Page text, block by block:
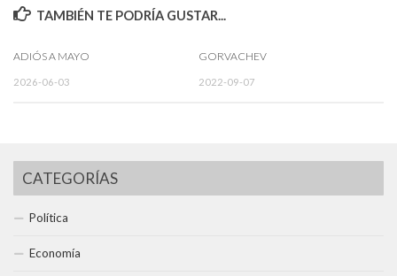
TAMBIÉN TE PODRÍA GUSTAR...
ADIÓS A MAYO
2026-06-03
GORVACHEV
2022-09-07
CATEGORÍAS
Política
Economía